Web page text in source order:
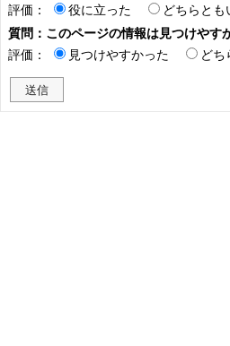
評価：
役に立った どちらとも
質問：このページの情報は見つけやす
評価：
見つけやすかった どち